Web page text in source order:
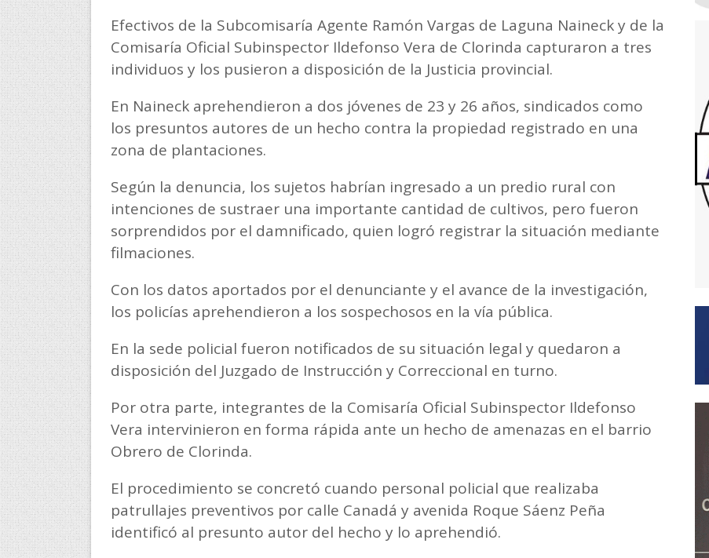
Efectivos de la Subcomisaría Agente Ramón Vargas de Laguna Naineck y de la
Comisaría Oficial Subinspector Ildefonso Vera de Clorinda capturaron a tres
individuos y los pusieron a disposición de la Justicia provincial.
En Naineck aprehendieron a dos jóvenes de 23 y 26 años, sindicados como
los presuntos autores de un hecho contra la propiedad registrado en una
zona de plantaciones.
Según la denuncia, los sujetos habrían ingresado a un predio rural con
intenciones de sustraer una importante cantidad de cultivos, pero fueron
sorprendidos por el damnificado, quien logró registrar la situación mediante
filmaciones.
Con los datos aportados por el denunciante y el avance de la investigación,
los policías aprehendieron a los sospechosos en la vía pública.
En la sede policial fueron notificados de su situación legal y quedaron a
disposición del Juzgado de Instrucción y Correccional en turno.
Por otra parte, integrantes de la Comisaría Oficial Subinspector Ildefonso
Vera intervinieron en forma rápida ante un hecho de amenazas en el barrio
Obrero de Clorinda.
El procedimiento se concretó cuando personal policial que realizaba
patrullajes preventivos por calle Canadá y avenida Roque Sáenz Peña
identificó al presunto autor del hecho y lo aprehendió.